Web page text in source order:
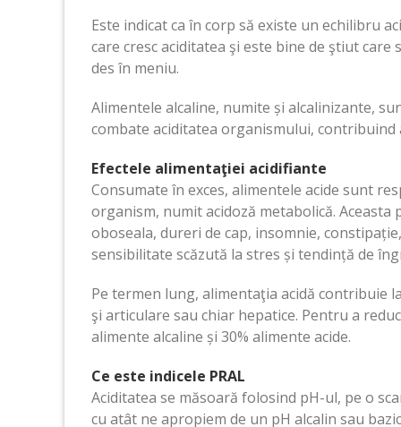
Este indicat ca în corp să existe un echilibru
care cresc aciditatea şi este bine de ştiut
des în meniu.
Alimentele alcaline, numite și alcalinizante,
combate aciditatea organismului,
Efectele alimentaţiei acidifiante
Consumate în exces, alimentele acide sunt
organism, numit acidoză metabolică.
oboseala, dureri de cap, insomnie,
sensibilitate scăzută la stres și tendință de
Pe termen lung, alimentaţia acidă contribuie
şi articulare sau chiar hepatice. Pentru a
alimente alcaline și 30% alimente acide.
Ce este indicele PRAL
Aciditatea se măsoară folosind pH-ul, pe o
cu atât ne apropiem de un pH alcalin sau